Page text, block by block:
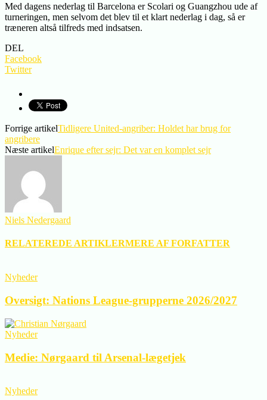
Med dagens nederlag til Barcelona er Scolari og Guangzhou ude af
turneringen, men selvom det blev til et klart nederlag i dag, så er
træneren altså tilfreds med indsatsen.
DEL
Facebook
Twitter
Forrige artikelTidligere United-angriber: Holdet har brug for
angribere
Næste artikelEnrique efter sejr: Det var en komplet sejr
Niels Nedergaard
RELATEREDE ARTIKLERMERE AF FORFATTER
Nyheder
Oversigt: Nations League-grupperne 2026/2027
Nyheder
Medie: Nørgaard til Arsenal-lægetjek
Nyheder